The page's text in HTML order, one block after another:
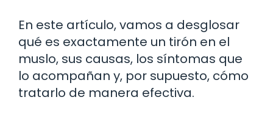
En este artículo, vamos a desglosar
qué es exactamente un tirón en el
muslo, sus causas, los síntomas que
lo acompañan y, por supuesto, cómo
tratarlo de manera efectiva.